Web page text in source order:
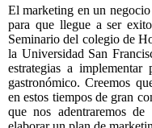
El marketing en un
para que llegue a ser
Seminario del colegio de
la Universidad San
estrategias a
gastronómico. Creemos
en estos tiempos de gran
que nos adentraremos